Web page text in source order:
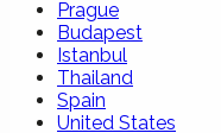
Prague
Budapest
Istanbul
Thailand
Spain
United States